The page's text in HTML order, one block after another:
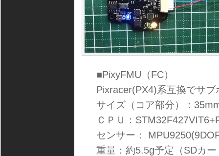
■PixyFMU（FC）
Pixracer(PX4)系互換でサ
サイズ（コア部分）：
ＣＰＵ：
センサー：
重量：約5.5g予定（SDカ